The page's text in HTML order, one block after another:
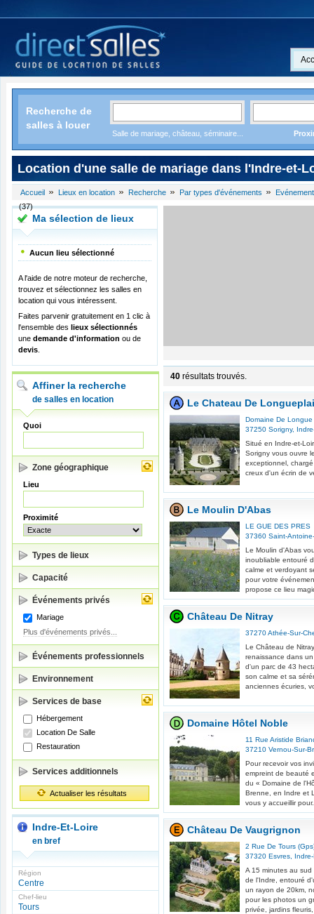
Recherche de
salles à louer
Salle de mariage, château, séminaire...
Location d'une salle de mariage dans l'Indre-et-
Accueil Lieux en location Recherche Par types d'événements
(37)
Ma sélection de lieux
Aucun lieu sélectionné
A l'aide de notre moteur de recherche,
trouvez et sélectionnez les salles en
location qui vous intéressent.
Faites parvenir gratuitement en 1 clic à
l'ensemble des lieux sélectionnés
une demande d'information ou de
devis
Affiner la recherche
de salles en location
Quoi
Zone géographique
Lieu
Proximité
Types de lieux
Capacité
Événements privés
Mariage
Plus d'événements privés...
Événements professionnels
Environnement
Services de base
Hébergement
Location De Salle
Restauration
Services additionnels
Actualiser les résultats
Indre-Et-Loire
en bref
Région
Centre
Chef-lieu
Tours
40 résultats trouvés.
Le Chateau De
Domaine De Longue
37250 Sorigny,
Situé en Indre-et-
Sorigny vous ouvre
exceptionnel,
creux d'un écrin de
Le Moulin D'Abas
LE GUE DES PRES
37360 Saint-
Le Moulin d'Abas
inoubliable entouré
calme et verdoyant
pour votre
propose ce lieu
Château De Nitray
37270Athée-Sur-
Le Château de
renaissance dans
d'un parc de 43
son calme et sa
anciennes écuries,
Domaine Hôtel Noble
11 Rue Aristide
37210 Vernou-Sur-
Pour recevoir vos
empreint de beauté
du « Domaine de
Brenne, en Indre et
vous y accueillir
Château De Vaugrignon
2 Rue De Tours
37320 Esvres
A 15 minutes au sud
de l'Indre, entouré
un rayon de 20km,
pour les photos un
privée, jardins fleuris,